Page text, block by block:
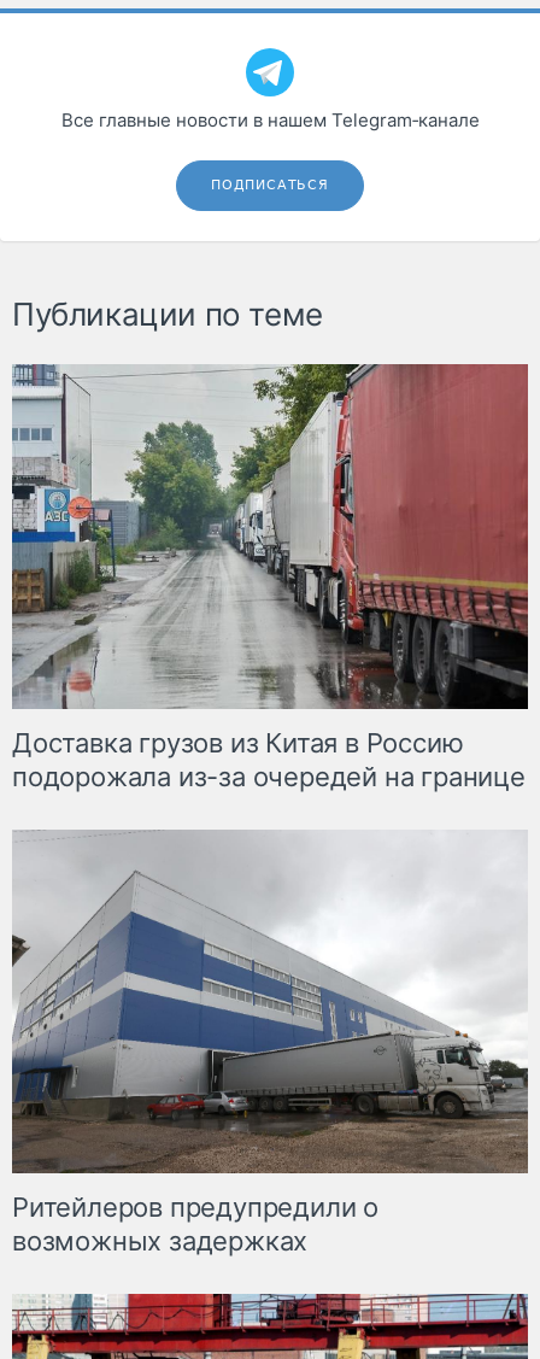
Все главные новости в нашем Telegram‑канале
ПОДПИСАТЬСЯ
Публикации по теме
Доставка грузов из Китая в Россию
подорожала из-за очередей на границе
Ритейлеров предупредили о
возможных задержках